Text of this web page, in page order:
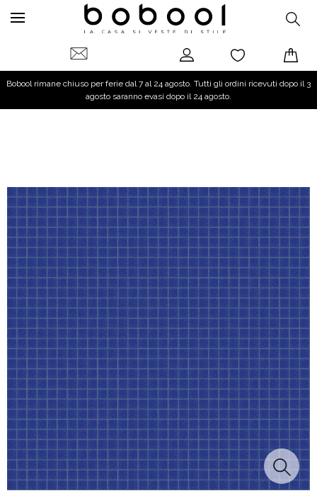
Bobool rimane chiuso per ferie dal 7 al 24 agosto. Tutti gli ordini ricevuti dopo il 3
agosto saranno evasi dopo il 24 agosto.